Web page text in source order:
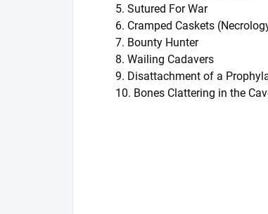
5. Sutured For War
6. Cramped Caskets
7. Bounty Hunter
8. Wailing Cadavers
9. Disattachment of a
10. Bones Clattering in the